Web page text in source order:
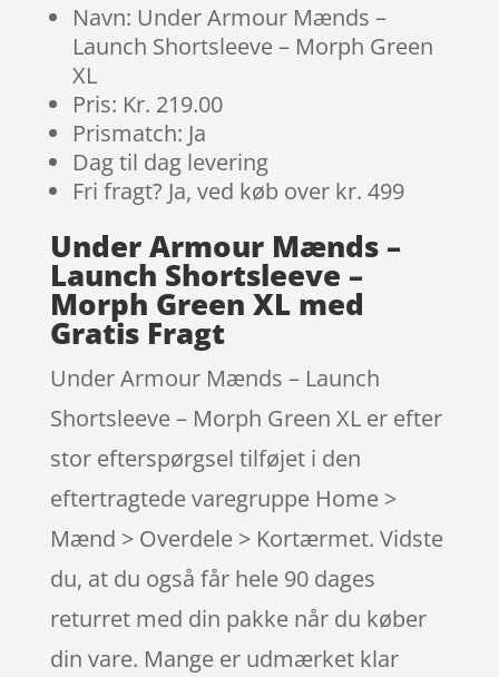
Navn: Under Armour Mænds –
Launch Shortsleeve – Morph Green
XL
Pris: Kr. 219.00
Prismatch: Ja
Dag til dag levering
Fri fragt? Ja, ved køb over kr. 499
Under Armour Mænds –
Launch Shortsleeve –
Morph Green XL med
Gratis Fragt
Under Armour Mænds – Launch
Shortsleeve – Morph Green XL er efter
stor efterspørgsel tilføjet i den
eftertragtede varegruppe Home >
Mænd > Overdele > Kortærmet. Vidste
du, at du også får hele 90 dages
returret med din pakke når du køber
din vare. Mange er udmærket klar